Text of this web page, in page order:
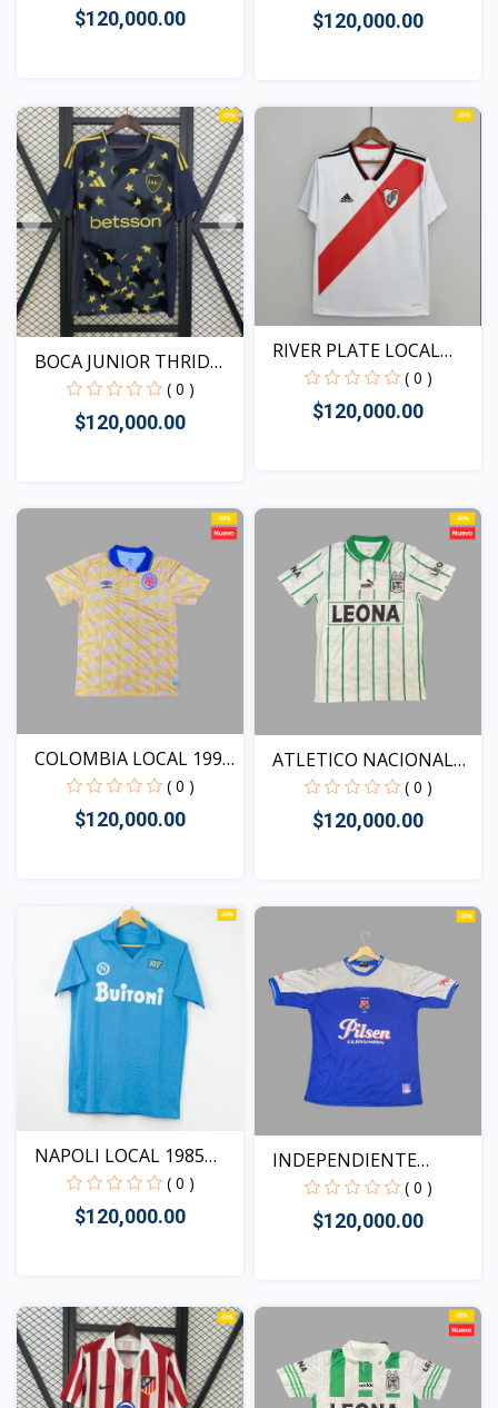
$120,000.00
Vista
$120,000.00
Vista
BOCA JUNIOR THRID
VERSI...
( 0 )
$120,000.00
Vista
RIVER PLATE LOCAL
RETRO...
( 0 )
$120,000.00
COLOMBIA LOCAL 1994
VER...
( 0 )
$120,000.00
Vista
ATLETICO NACIONAL
VISIT...
( 0 )
$120,000.00
Vista
NAPOLI LOCAL 1985
VERSI...
( 0 )
$120,000.00
INDEPENDIENTE
MEDELLIN...
( 0 )
$120,000.00
Vista